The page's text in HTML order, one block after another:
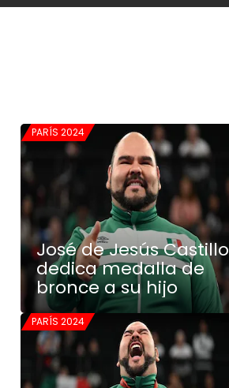
PARÍS 2024
José de Jesús Castillo
dedica medalla de
bronce a su hijo
PARÍS 2024